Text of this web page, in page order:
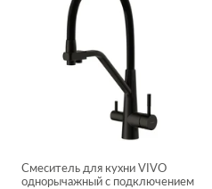
Смеситель для кухни VIVO
однорычажный с подключением